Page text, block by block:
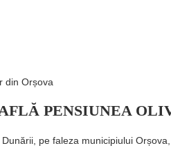
din Orșova
PENSIUNEA
pe faleza municipiului